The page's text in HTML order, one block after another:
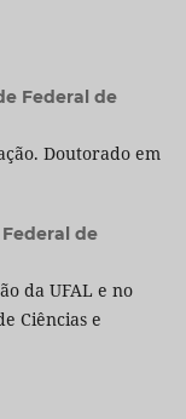
Federal de
Doutorado em
de
da UFAL e no
Ciências e